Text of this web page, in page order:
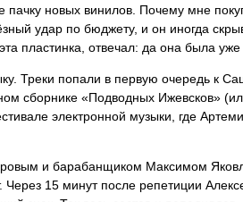
пачку новых винилов. Почему мне
удар по бюджету, и он иногда
пластинка, отвечал: да она была уже
Треки попали в первую очередь к
сборнике «Подводных Ижевсков»
электронной музыки, где
и барабанщиком Максимом
15 минут после репетиции